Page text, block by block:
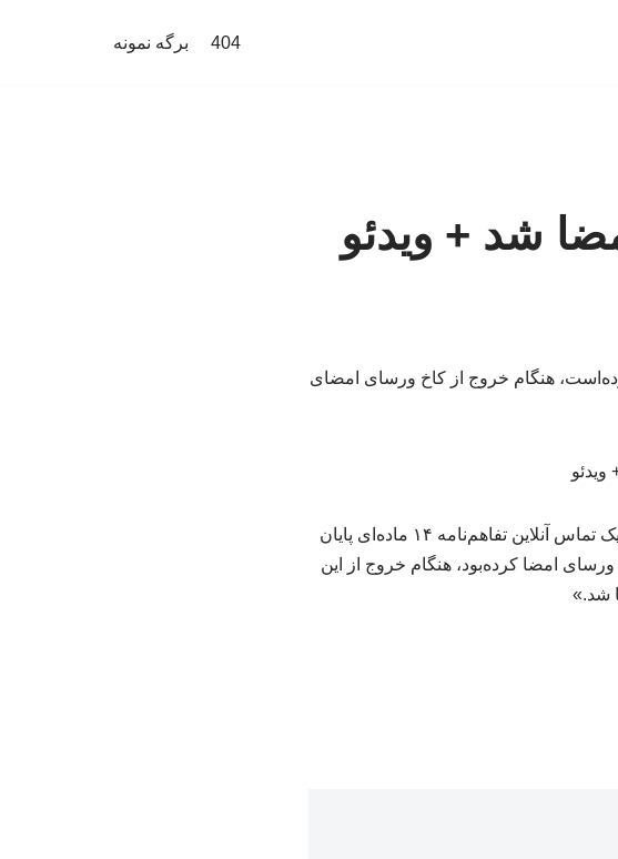
404 برگه نمونه
شد + ویدئو
اجلاس سران گروه ۷ به فرانسه سفر کرده‌است، هنگام خروج از کاخ ورسای امضای
به گزارش خبرآنلاین، پیشتر اعلام شده‌بود که روسای جمهور ایران و آمریکا در یک تماس آنلاین تفاهم‌نامه ۱۴ ماده‌ای پایان
امضا کرده‌بود، هنگام خروج از این
شد.»